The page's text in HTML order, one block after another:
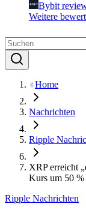
Bybit
Weitere
Home
Nachrichten
Ripple
XRP erreicht
Kurs um 50 %
Ripple Nachrichten